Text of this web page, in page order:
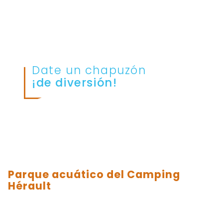
Date un chapuzón
¡de diversión!
Parque acuático del Camping
Hérault